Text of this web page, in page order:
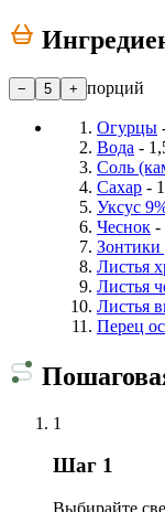
− 5 + порций
Огурцы
Вода -
Соль
Сахар -
Уксус
Чеснок -
Зонтики
Листья
Листья
Листья
Перец
1
Шаг 1
Выбирайте